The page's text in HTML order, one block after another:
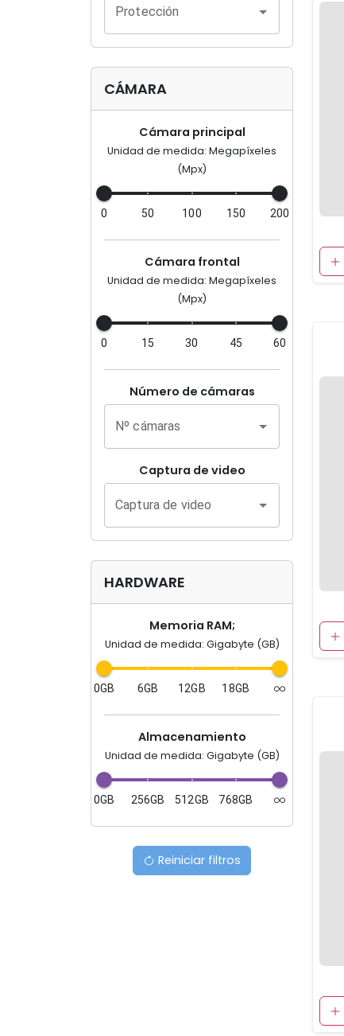
Protección
CÁMARA
Cámara principal
Unidad de medida: Megapíxeles
(Mpx)
0 50 100 150 200
Cámara frontal
Unidad de medida: Megapíxeles
(Mpx)
0 15 30 45 60
Número de cámaras
Nº cámaras
Captura de video
Captura de video
HARDWARE
Memoria RAM;
Unidad de medida: Gigabyte (GB)
0GB 6GB 12GB 18GB
Almacenamiento
Unidad de medida: Gigabyte (GB)
0GB 256GB 512GB 768GB
Reiniciar filtros